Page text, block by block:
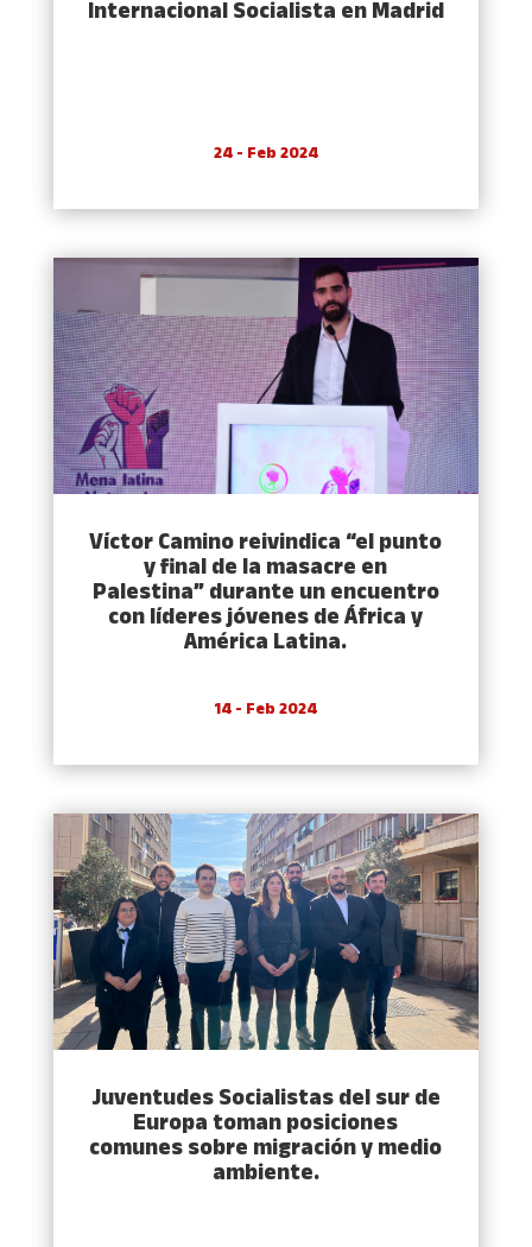
Internacional Socialista en Madrid
24 - Feb 2024
Víctor Camino reivindica “el punto
y final de la masacre en
Palestina” durante un encuentro
con líderes jóvenes de África y
América Latina.
14 - Feb 2024
Juventudes Socialistas del sur de
Europa toman posiciones
comunes sobre migración y medio
ambiente.